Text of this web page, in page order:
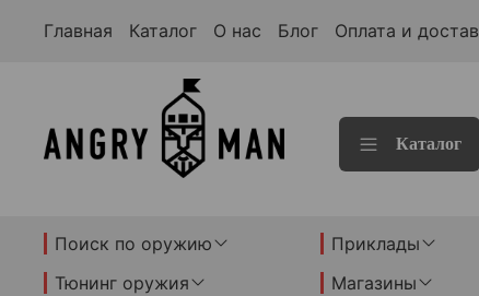
Главная Каталог О нас Блог Оплата и
Каталог
Поиск по оружию Приклады
Тюнинг оружия
Магазины